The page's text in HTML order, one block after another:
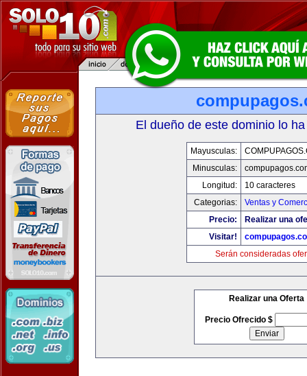
El dueño de este dominio lo
Mayusculas:
Minusculas:
Longitud:
10 caracteres
Categorias:
Ventas y
Precio:
Realizar una
Visitar!
Serán consideradas
Realizar una Oferta
Precio Ofrecido $